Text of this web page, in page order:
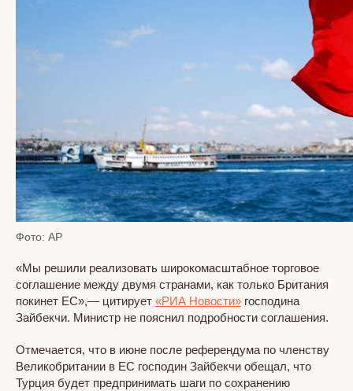
Фото: AP
«Мы решили реализовать широкомасштабное торговое
соглашение между двумя странами, как только Британия
покинет ЕС»,— цитирует «РИА Новости» господина
Зайбекчи. Министр не пояснил подробности соглашения.
Отмечается, что в июне после референдума по членству
Великобритании в ЕС господин Зайбекчи обещал, что
Турция будет предпринимать шаги по сохранению